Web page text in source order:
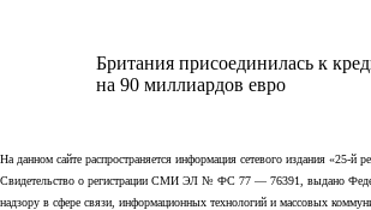
Британия присоединилась к
на 90 миллиардов евро
На данном сайте распространяется информация сетевого издания «25-й
Свидетельство о регистрации СМИ ЭЛ № ФС 77 — 76391, выдано
надзору в сфере связи, информационных технологий и массовых